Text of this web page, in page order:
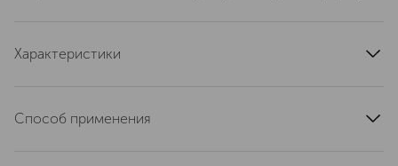
Характеристики
тип продукта
Способ применения